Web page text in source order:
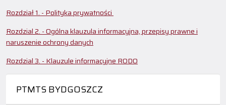
PTMTS BYDGOSZCZ
Rozdział 1. - Polityka prywatności
Rozdzial 2. - Ogólna klauzula informacyjna, przepisy prawne i
naruszenie ochrony danych
Rozdzial 3. - Klauzule informacyjne RODO